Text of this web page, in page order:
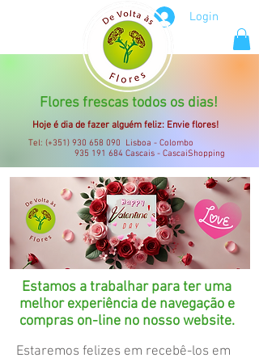
Login
Flores frescas todos os dias!
Hoje é dia de fazer alguém feliz: Envie flores!
Tel: (+351) 930 658 090 Lisboa - Colombo
935 191 684 Cascais - CascaiShopping
Estamos a trabalhar para ter uma
melhor experiência de navegação e
compras on-line no nosso website.
Estaremos felizes em recebê-los em